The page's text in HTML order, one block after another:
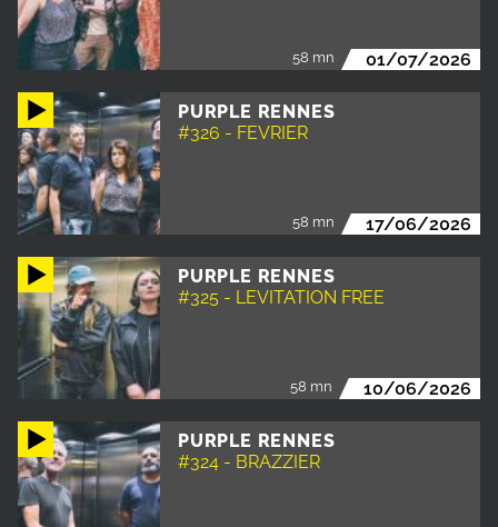
58 mn 01/07/2026
PURPLE RENNES
#326 - FEVRIER
58 mn 17/06/2026
PURPLE RENNES
#325 - LEVITATION FREE
58 mn 10/06/2026
PURPLE RENNES
#324 - BRAZZIER